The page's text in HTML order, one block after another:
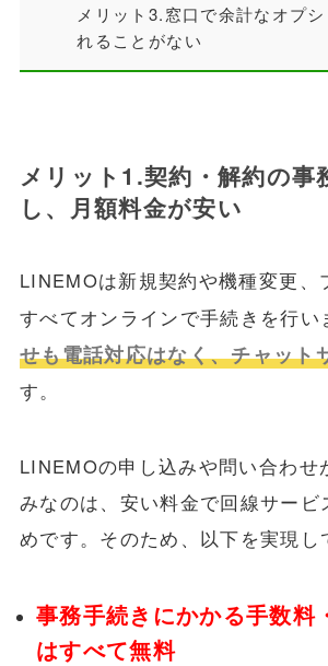
メリット3.窓口で余計なオプ
れることがない
メリット1.契約・解約の事
し、月額料金が安い
LINEMOは新規契約や機種変更、
すべてオンラインで手続きを行い
せも電話対応はなく、チャット
す。
LINEMOの申し込みや問い合わせ
みなのは、安い料金で回線サービ
めです。そのため、以下を実現し
事務手続きにかかる手数料
はすべて無料